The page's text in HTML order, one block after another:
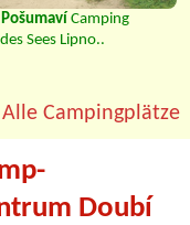
Camping
Sees Lipno..
Alle Campingplätze
Doubí